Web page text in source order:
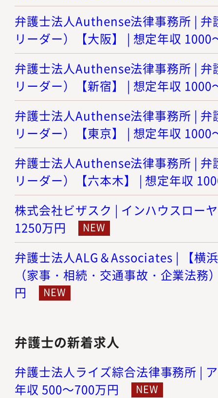
弁護士法人Authense法律事務所 | 弁
リーダー）【大阪】 | 想定年収 1000
弁護士法人Authense法律事務所 | 弁
リーダー）【新宿】 | 想定年収 1000
弁護士法人Authense法律事務所 | 弁
リーダー）【東京】 | 想定年収 1000
弁護士法人Authense法律事務所 | 弁
リーダー）【六本木】 | 想定年収
株式会社ビザスク | インハウスロー
1250万円
弁護士法人ALG＆Associates | 【横
（家事・相続・交通事故・企業法務
円
弁護士の新着求人
弁護士法人ライズ綜合法律事務所 |
年収 500～700万円